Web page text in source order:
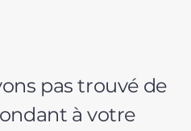
pas trouvé de
à votre